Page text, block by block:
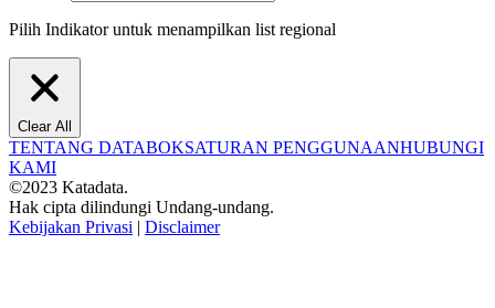
Pilih Indikator untuk menampilkan list regional
Clear All
TENTANG DATABOKSATURAN PENGGUNAANHUBUNGI
KAMI
©2023 Katadata.
Hak cipta dilindungi Undang-undang.
Kebijakan Privasi | Disclaimer